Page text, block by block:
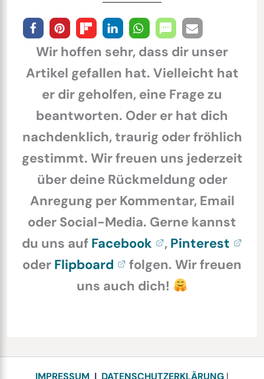
Wir hoffen sehr, dass dir unser
Artikel gefallen hat. Vielleicht hat
er dir geholfen, eine Frage zu
beantworten. Oder er hat dich
nachdenklich, traurig oder fröhlich
gestimmt. Wir freuen uns jederzeit
über deine Rückmeldung oder
Anregung per Kommentar, Email
oder Social-Media. Gerne kannst
du uns auf Facebook , Pinterest
oder Flipboard
folgen. Wir freuen
uns auch dich!
IMPRESSUM | DATENSCHUTZERKLÄRUNG |